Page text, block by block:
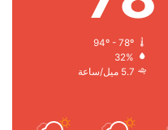
94º - 78º
32%
5.7 ميل/ساعة